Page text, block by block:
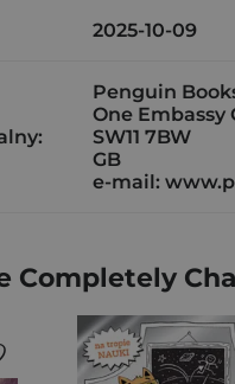
2025-10-09
Penguin
One Embassy
SW11 7BW
GB
e-mail:
Completely